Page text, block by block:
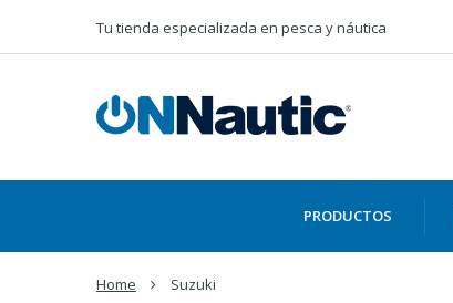
Tu tienda especializada en pesca y náutica
PRODUCTOS
Home Suzuki